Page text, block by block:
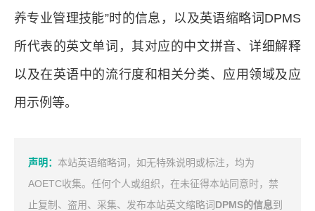
养专业管理技能”时的信息，以及英语缩略词DPMS
所代表的英文单词，其对应的中文拼音、详细解释
以及在英语中的流行度和相关分类、应用领域及应
用示例等。
声明： 本站英语缩略词，如无特殊说明或标注，均为
AOETC收集。任何个人或组织，在未征得本站同意时，禁
止复制、盗用、采集、发布本站英文缩略词DPMS的信息到